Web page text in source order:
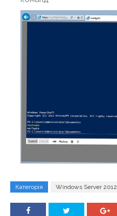
Категорія Windows Server 2012